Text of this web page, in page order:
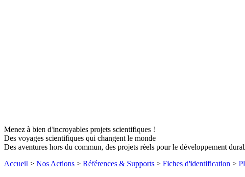
Menez à bien d'incroyables projets scientifiques !
Des voyages scientifiques qui changent le monde
Des aventures hors du commun, des projets réels pour le développement
Accueil > Nos Actions > Références & Supports > Fiches d'identification >